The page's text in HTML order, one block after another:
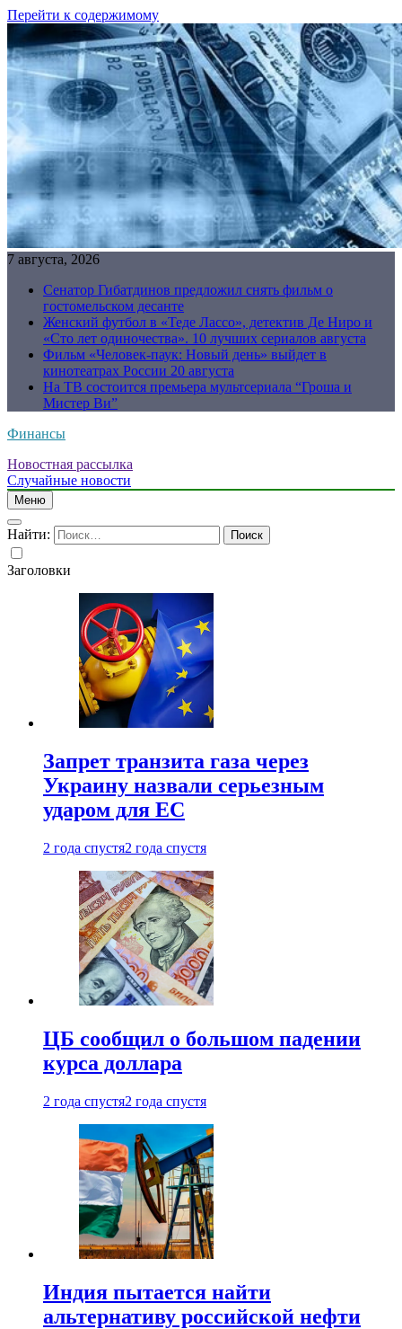
Перейти к содержимому
7 августа, 2026
Сенатор Гибатдинов предложил снять фильм о
гостомельском десанте
Женский футбол в «Теде Лассо», детектив Де Ниро и
«Сто лет одиночества». 10 лучших сериалов августа
Фильм «Человек-паук: Новый день» выйдет в
кинотеатрах России 20 августа
На ТВ состоится премьера мультсериала “Гроша и
Мистер Ви”
Финансы
Новостная рассылка
Случайные новости
Меню
Найти:
Заголовки
Запрет транзита газа через
Украину назвали серьезным
ударом для ЕС
2 года спустя2 года спустя
ЦБ сообщил о большом падении
курса доллара
2 года спустя2 года спустя
Индия пытается найти
альтернативу российской нефти